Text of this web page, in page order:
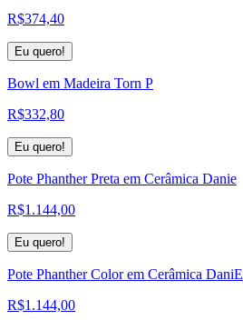
R$374,40
Eu quero!
Bowl em Madeira Torn P
R$332,80
Eu quero!
Pote Phanther Preta em Cerâmica Danie
R$1.144,00
Eu quero!
Pote Phanther Color em Cerâmica DaniE
R$1.144,00